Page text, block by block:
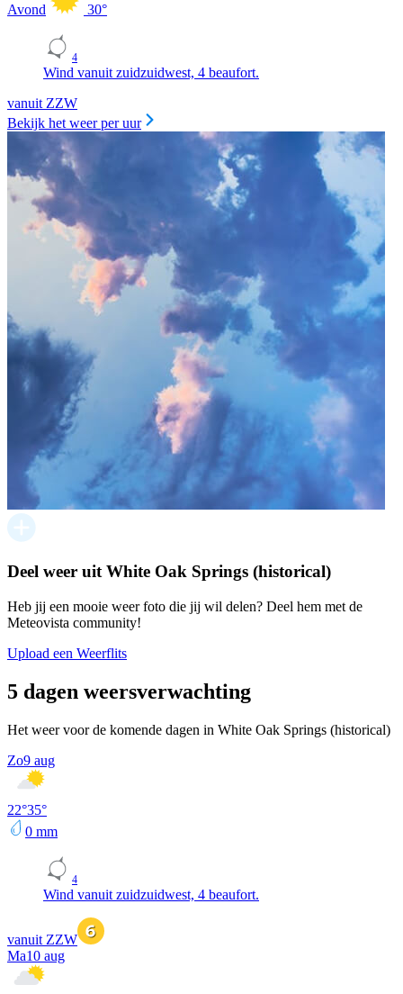
Avond 30°
4
Wind vanuit zuidzuidwest, 4 beaufort.
vanuit ZZW
Bekijk het weer per uur
Deel weer uit White Oak Springs (historical)
Heb jij een mooie weer foto die jij wil delen? Deel hem met de
Meteovista community!
Upload een Weerflits
5 dagen weersverwachting
Het weer voor de komende dagen in White Oak Springs (historical)
Zo9 aug
22°35°
0 mm
4
Wind vanuit zuidzuidwest, 4 beaufort.
vanuit ZZW
Ma10 aug